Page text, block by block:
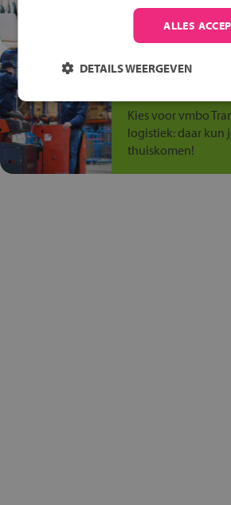
op de winkelvloer,
anders is!
Jouw talent in
Kies voor vmbo
logistiek: daar kun
thuiskomen!
ALLES
DETAILS WEERGEVEN